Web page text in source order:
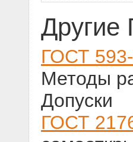
ГОСТ
Методы
Допуски
ГОСТ